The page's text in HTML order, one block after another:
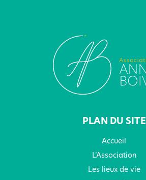
PLAN DU SITE
Accueil
L’Association
Les lieux de vie